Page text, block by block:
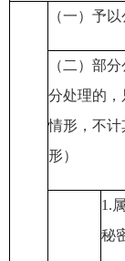
（一）予
（二）部
分处理的，
情形，不计
形）
1.
秘